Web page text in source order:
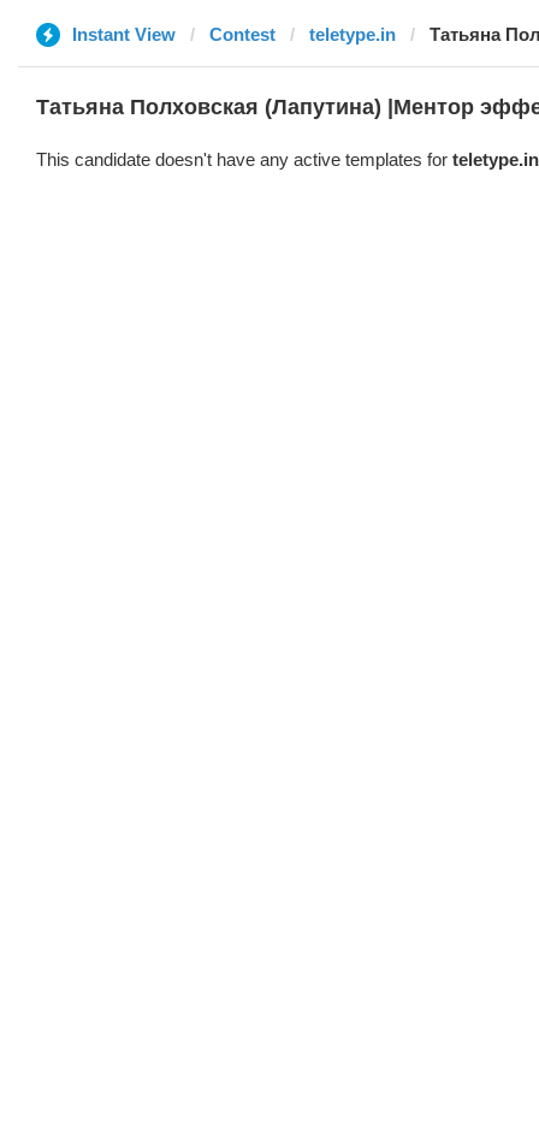
Instant View Contest teletype.in Татьяна
Татьяна Полховская (Лапутина) |Ментор
This candidate doesn't have any active templates for teletype.in